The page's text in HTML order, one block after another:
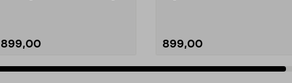
899,00 899,00